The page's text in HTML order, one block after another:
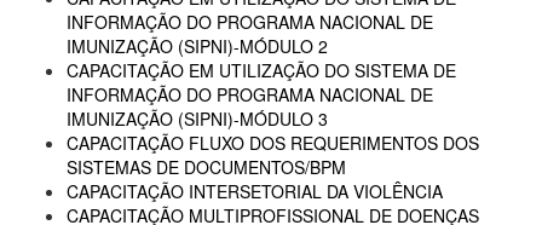
INFORMAÇÃO DO PROGRAMA NACIONAL DE
IMUNIZAÇÃO (SIPNI)-MÓDULO 2
CAPACITAÇÃO EM UTILIZAÇÃO DO SISTEMA DE
INFORMAÇÃO DO PROGRAMA NACIONAL DE
IMUNIZAÇÃO (SIPNI)-MÓDULO 3
CAPACITAÇÃO FLUXO DOS REQUERIMENTOS DOS
SISTEMAS DE DOCUMENTOS/BPM
CAPACITAÇÃO INTERSETORIAL DA VIOLÊNCIA
CAPACITAÇÃO MULTIPROFISSIONAL DE DOENÇAS